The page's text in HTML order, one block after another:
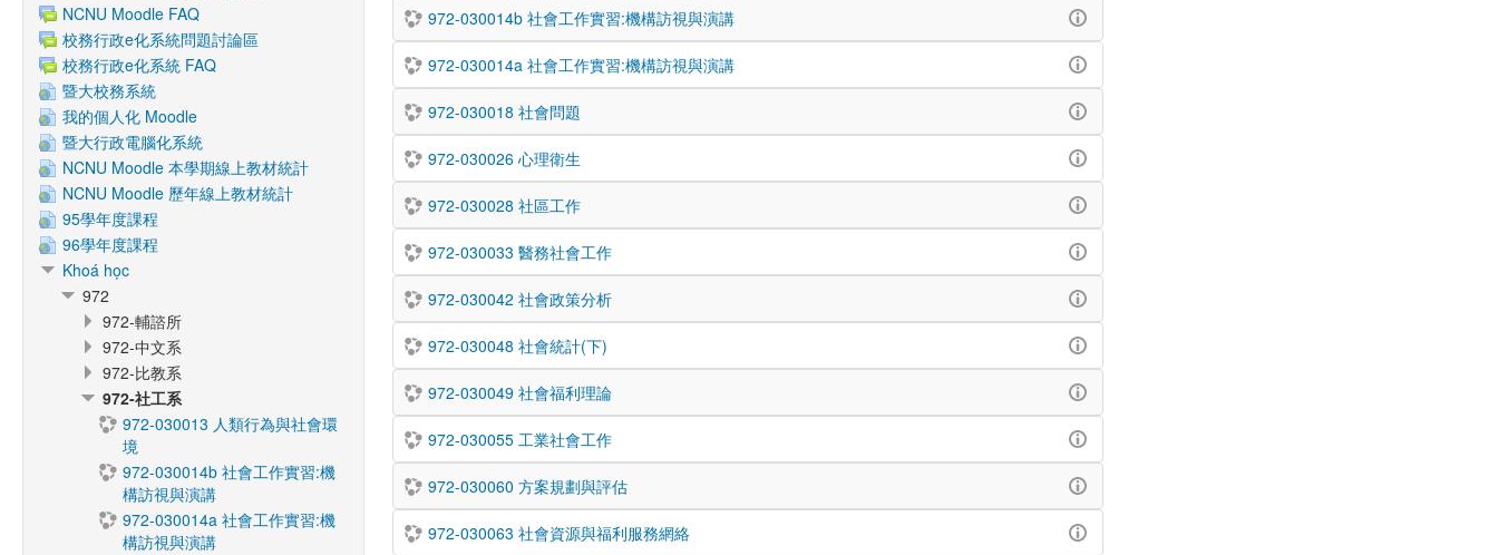
972-030014b 社會工作實習:機構訪視與演講
972-030014a 社會工作實習:機構訪視與演講
972-030018 社會問題
972-030026 心理衛生
972-030028 社區工作
972-030033 醫務社會工作
972-030042 社會政策分析
972-030048 社會統計(下)
972-030049 社會福利理論
972-030055 工業社會工作
972-030060 方案規劃與評估
972-030063 社會資源與福利服務網絡
NCNU Moodle FAQ
校務行政e化系統問題討論區
校務行政e化系統 FAQ
暨大校務系統
我的個人化 Moodle
暨大行政電腦化系統
NCNU Moodle 本學期線上教材統計
NCNU Moodle 歷年線上教材統計
95學年度課程
96學年度課程
Khoá học
972
972-輔諮所
972-中文系
972-比教系
972-社工系
972-030013 人類行為與社會環
境
972-030014b 社會工作實習:機
構訪視與演講
972-030014a 社會工作實習:機
構訪視與演講